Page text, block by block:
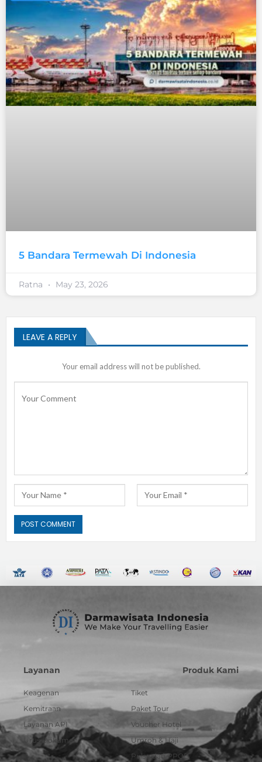
5 Bandara Termewah Di Indonesia
Ratna May 23, 2026
LEAVE A REPLY
Your email address will not be published.
Layanan
Keagenan
Kemitraan
Layanan API
Urus Dokumen
Produk Kami
Tiket
Paket Tour
Voucher Hotel
Umroh & Haji
Pulsa dan PPOB